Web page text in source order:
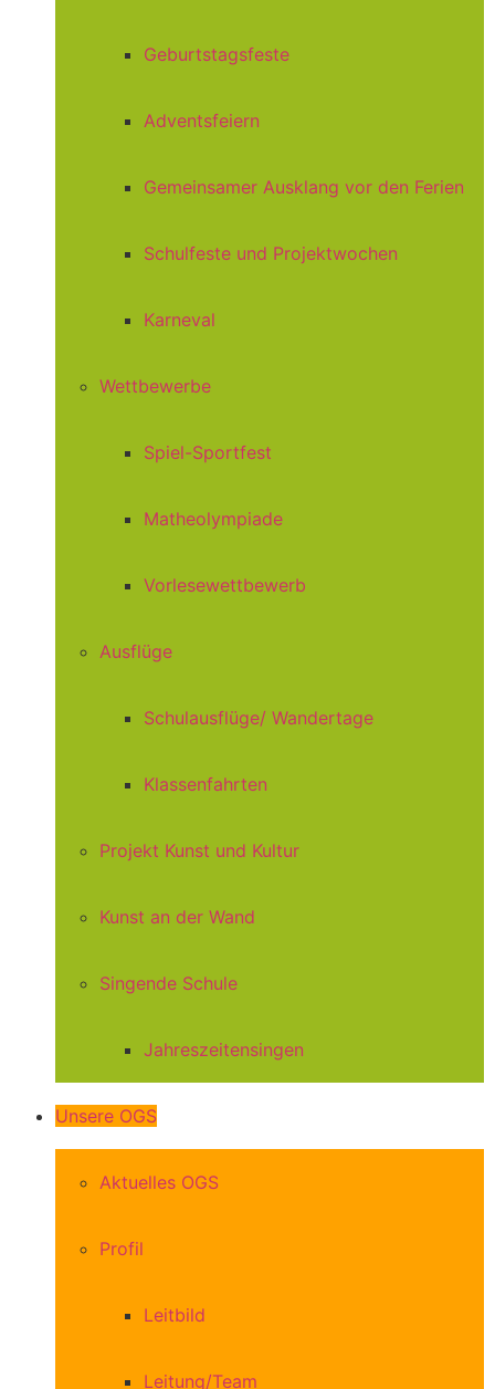
Geburtstagsfeste
Adventsfeiern
Gemeinsamer Ausklang vor den Ferien
Schulfeste und Projektwochen
Karneval
Wettbewerbe
Spiel-Sportfest
Matheolympiade
Vorlesewettbewerb
Ausflüge
Schulausflüge/ Wandertage
Klassenfahrten
Projekt Kunst und Kultur
Kunst an der Wand
Singende Schule
Jahreszeitensingen
Unsere OGS
Aktuelles OGS
Profil
Leitbild
Leitung/Team